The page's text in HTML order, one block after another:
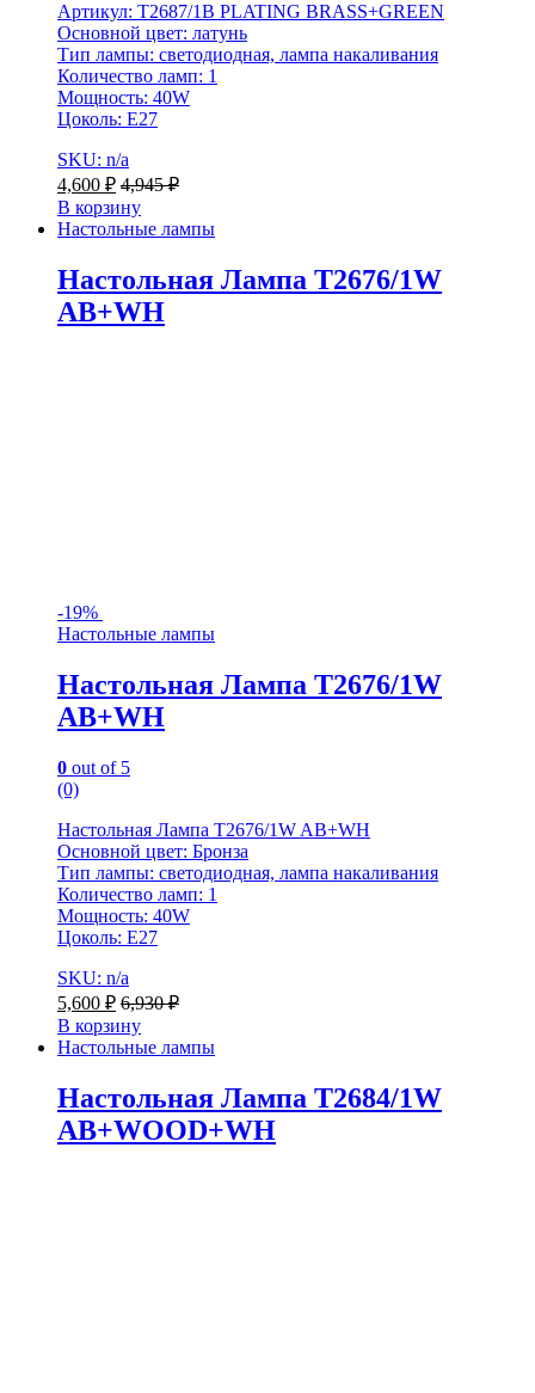
Артикул: T2687/1B PLATING BRASS+GREEN
Основной цвет: латунь
Тип лампы: светодиодная, лампа накаливания
Количество ламп: 1
Мощность: 40W
Цоколь: Е27
SKU: n/a
4,600 ₽ 4,945₽
В корзину
Настольные лампы
Настольная Лампа T2676/1W
AB+WH
-19%
Настольные лампы
Настольная Лампа T2676/1W
AB+WH
0 out of 5
(0)
Настольная Лампа T2676/1W AB+WH
Основной цвет: Бронза
Тип лампы: светодиодная, лампа накаливания
Количество ламп: 1
Мощность: 40W
Цоколь: Е27
SKU: n/a
5,600 ₽ 6,930₽
В корзину
Настольные лампы
Настольная Лампа T2684/1W
AB+WOOD+WH